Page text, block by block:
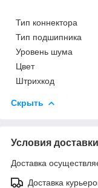
Тип коннектора
Тип подшипника
Уровень шума
Цвет
Штрихкод
Скрыть
Условия доставки
Доставка
Доставка